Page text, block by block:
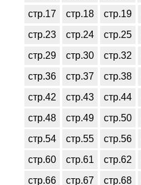
стр.17
стр.18 стр.19
стр.23
стр.24 стр.25
стр.29
стр.30 стр.32
стр.36
стр.37 стр.38
стр.42
стр.43 стр.44
стр.48
стр.49 стр.50
стр.54
стр.55 стр.56
стр.60
стр.61 стр.62
стр.66
стр.67 стр.68